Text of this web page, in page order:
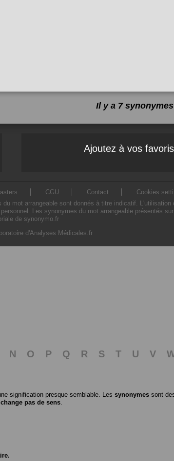
Il y a 7
Ajoutez à vos favoris
CGU Contact
Cookies
mot arrangeable sont donnés à titre indicatif. L'utilisation
Les synonymes du mot arrangeable présentés
de synonymo.fr
d'Analyses Médicales.fr
N O P Q R S T U V
signification presque semblable. Les synonymes sont
pas de sens